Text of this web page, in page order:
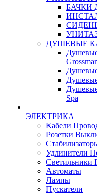
БАЧКИ
ДУШЕВЫЕ
Spa
ЭЛЕКТРИКА
Кабели
Розетки
Удлинители
Светильники
Автоматы
Лампы
Пускатели